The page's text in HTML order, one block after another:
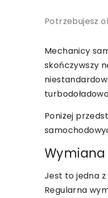
Potrzebujesz
Mechanicy
skończywszy
Poniżej
Wymiana
Jest to jedna z
Regularna